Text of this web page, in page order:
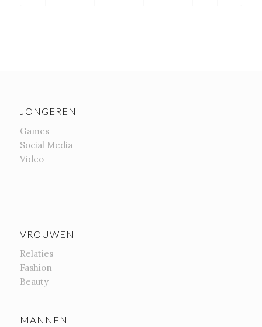
JONGEREN
Games
Social Media
Video
VROUWEN
Relaties
Fashion
Beauty
MANNEN